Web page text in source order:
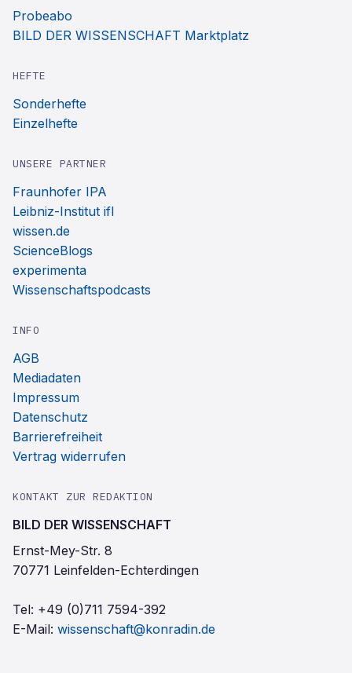
Probeabo
BILD DER WISSENSCHAFT Marktplatz
HEFTE
Sonderhefte
Einzelhefte
UNSERE PARTNER
Fraunhofer IPA
Leibniz-Institut ifl
wissen.de
ScienceBlogs
experimenta
Wissenschaftspodcasts
INFO
AGB
Mediadaten
Impressum
Datenschutz
Barrierefreiheit
Vertrag widerrufen
KONTAKT ZUR REDAKTION
BILD DER WISSENSCHAFT
Ernst-Mey-Str. 8
70771 Leinfelden-Echterdingen
Tel: +49 (0)711 7594-392
E-Mail: wissenschaft@konradin.de